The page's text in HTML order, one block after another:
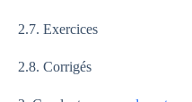
2.7. Exercices
2.8. Corrigés